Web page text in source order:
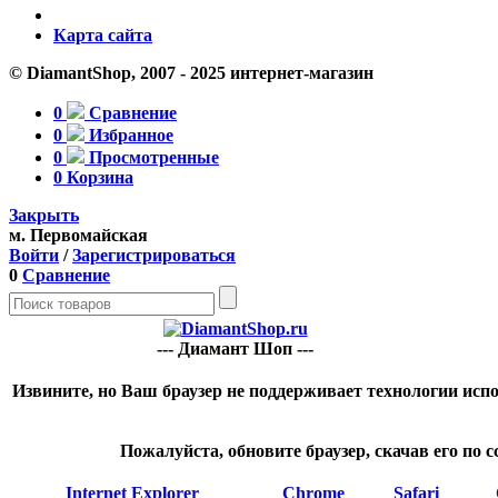
Карта сайта
© DiamantShop, 2007 - 2025 интернет-магазин
0
Сравнение
0
Избранное
0
Просмотренные
0 Корзина
Закрыть
м. Первомайская
Войти /Зарегистрироваться
0 Сравнение
--- Диамант Шоп ---
Извините, но Ваш браузер не поддерживает технологии
Пожалуйста, обновите браузер, скачав его по
Internet Explorer Chrome Safari